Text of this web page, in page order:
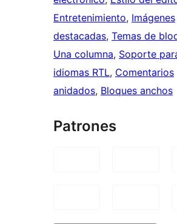
Entretenimiento, Imágenes
destacadas, Temas de
Una columna, Soporte
idiomas RTL, Comentarios
anidados, Bloques anchos
Patrones